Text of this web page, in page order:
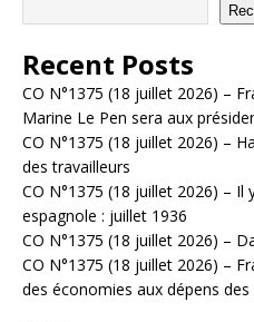
Recent Posts
CO N°1375 (18 juillet 2026) –
Marine Le Pen sera aux
CO N°1375 (18 juillet 2026) –
des travailleurs
CO N°1375 (18 juillet 2026) – Il
espagnole : juillet 1936
CO N°1375 (18 juillet 2026) –
CO N°1375 (18 juillet 2026) –
des économies aux dépens des